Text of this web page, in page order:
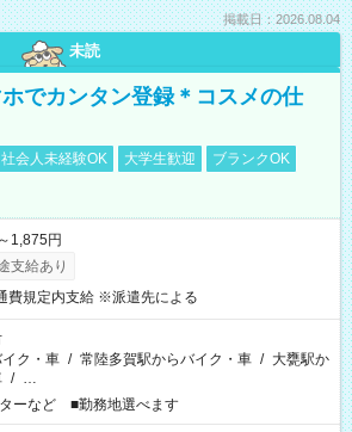
掲載日：2026.08.04
未読
でカンタン登録＊コスメの仕
社会人未経験OK 大学生歓迎
ブランクOK
1,875円
支給あり
費規定内支給 ※派遣先による
ク・車 / 常陸多賀駅からバイク・車 / 大甕駅か
/ …
ーなど ■勤務地選べます